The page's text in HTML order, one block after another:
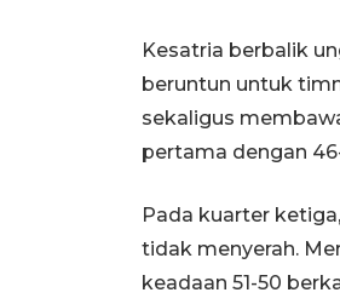
Kesatria berbalik
beruntun untuk
sekaligus
pertama dengan
Pada kuarter
tidak menyerah.
keadaan 51-50